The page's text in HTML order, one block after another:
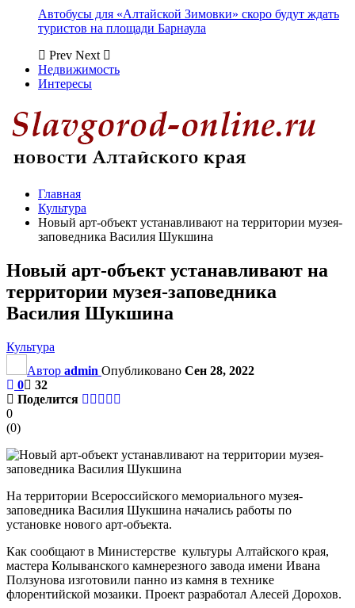
Автобусы для «Алтайской Зимовки» скоро будут ждать
туристов на площади Барнаула
Prev Next
Недвижимость
Интересы
Главная
Культура
Новый арт-объект устанавливают на территории музея-
заповедника Василия Шукшина
Новый арт-объект устанавливают на
территории музея-заповедника
Василия Шукшина
Культура
Автор admin Опубликовано Сен 28, 2022
0
32
Поделится
0
(0)
На территории Всероссийского мемориального музея-
заповедника Василия Шукшина начались работы по
установке нового арт-объекта.
Как сообщают в Министерстве культуры Алтайского края,
мастера Колыванского камнерезного завода имени Ивана
Ползунова изготовили панно из камня в технике
флорентийской мозаики. Проект разработал Алесей Дорохов.